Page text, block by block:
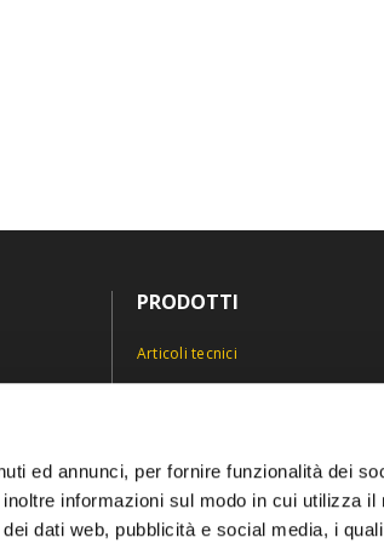
ed annunci, per fornire funzionalità dei
informazioni sul modo in cui utilizza il
dati web, pubblicità e social media, i
PRODOTTI
Articoli tecnici
Antinfortunistica
Personalizzazioni